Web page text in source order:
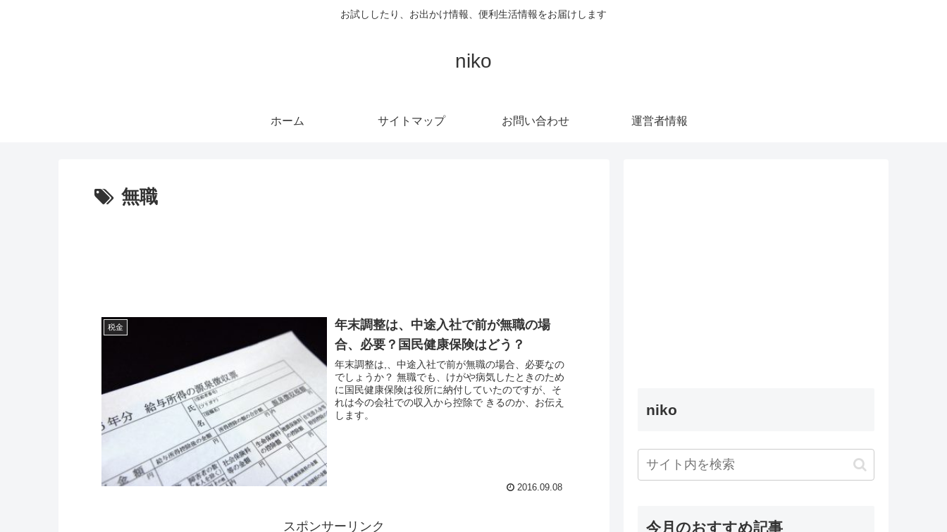
お試ししたり、お出かけ情報、便利生活情報をお届けします
niko
ホーム サイトマップ お問い合わせ 運営者情報
無職
税金
年末調整は、中途入社で前が無職の場
合、必要？国民健康保険はどう？
年末調整は,、中途入社で前が無職の場合、必要なの
でしょうか？ 無職でも、けがや病気したときのため
に国民健康保険は役所に納付していたのですが、そ
れは今の会社での収入から控除で きるのか、お伝え
します。
2016.09.08
スポンサーリンク
niko
今月のおすすめ記事